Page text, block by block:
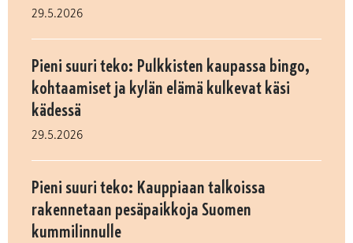
29.5.2026
Pieni suuri teko: Pulkkisten kaupassa bingo,
kohtaamiset ja kylän elämä kulkevat käsi
kädessä
29.5.2026
Pieni suuri teko: Kauppiaan talkoissa
rakennetaan pesäpaikkoja Suomen
kummilinnulle